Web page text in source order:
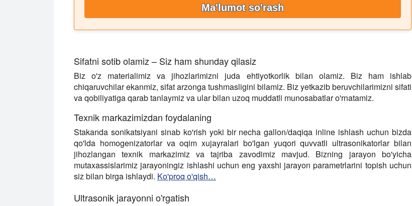
Ma'lumot so'rash
Sifatni sotib olamiz – Siz ham shunday qilasiz
Biz o'z materialimiz va jihozlarimizni juda ehtiyotkorlik bilan olamiz. Biz ham ishlab
chiqaruvchilar ekanmiz, sifat arzonga tushmasligini bilamiz. Biz yetkazib beruvchilarimizni sifati
va qobiliyatiga qarab tanlaymiz va ular bilan uzoq muddatli munosabatlar o'rnatamiz.
Texnik markazimizdan foydalaning
Stakanda sonikatsiyani sinab ko'rish yoki bir necha gallon/daqiqa inline ishlash uchun bizda
qo'lda homogenizatorlar va oqim xujayralari bo'lgan yuqori quvvatli ultrasonikatorlar bilan
jihozlangan texnik markazimiz va tajriba zavodimiz mavjud. Bizning jarayon bo'yicha
mutaxassislarimiz jarayoningiz ishlashi uchun eng yaxshi jarayon parametrlarini topish uchun
siz bilan birga ishlaydi. Ko'proq o'qish…
Ultrasonik jarayonni o'rgatish